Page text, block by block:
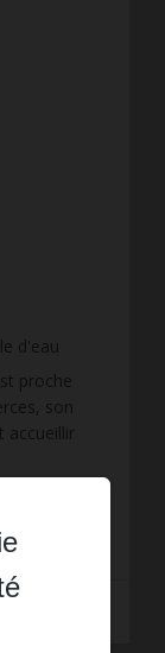
d'eau
proche
son
accueillir